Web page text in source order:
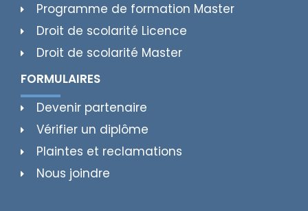
Programme de formation Master
Droit de scolarité Licence
Droit de scolarité Master
FORMULAIRES
Devenir partenaire
Vérifier un diplôme
Plaintes et reclamations
Nous joindre